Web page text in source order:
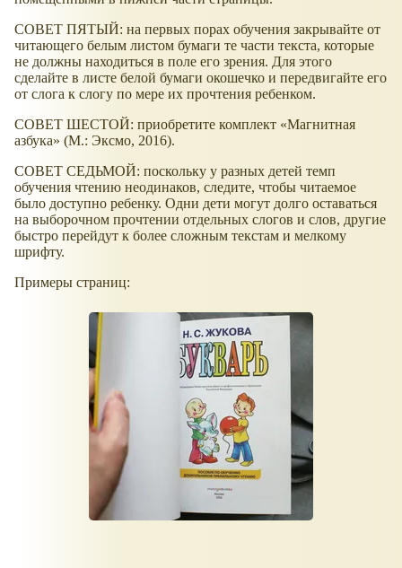
СОВЕТ ПЯТЫЙ: на первых порах обучения закрывайте от
читающего белым листом бумаги те части текста, которые
не должны находиться в поле его зрения. Для этого
сделайте в листе белой бумаги окошечко и передвигайте его
от слога к слогу по мере их прочтения ребенком.
СОВЕТ ШЕСТОЙ: приобретите комплект
Магнитная
азбука
(М.: Эксмо, 2016).
СОВЕТ СЕДЬМОЙ: поскольку у разных детей темп
обучения чтению неодинаков, следите, чтобы читаемое
было доступно ребенку. Одни дети могут долго оставаться
на выборочном прочтении отдельных слогов и слов, другие
быстро перейдут к более сложным текстам и мелкому
шрифту.
Примеры страниц: